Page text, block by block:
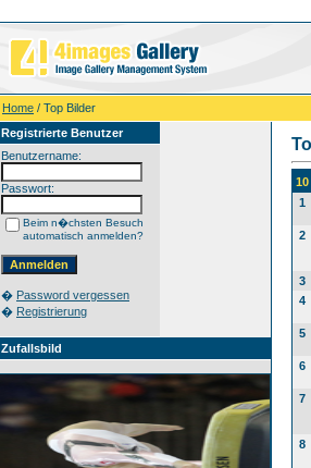
Home / Top Bilder
Registrierte Benutzer
Benutzername:
Passwort:
Beim n�chsten Besuch
automatisch anmelden?
� Password vergessen
� Registrierung
Zufallsbild
1
2
3
4
5
6
7
8